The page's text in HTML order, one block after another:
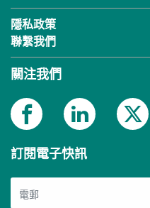
隱私政策
聯繫我們
關注我們
訂閱電子快訊